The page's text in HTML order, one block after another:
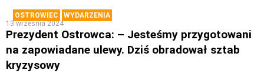
OSTROWIEC
WYDARZENIA
13 września 2024
Prezydent Ostrowca: – Jesteśmy przygotowani
na zapowiadane ulewy. Dziś obradował sztab
kryzysowy